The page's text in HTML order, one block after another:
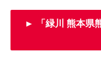
► 「緑川 熊本県